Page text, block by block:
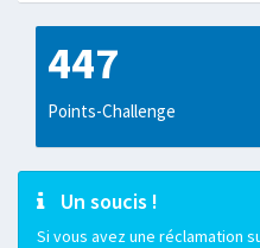
447
Points-Challenge
Un soucis !
Si vous avez une réclamation